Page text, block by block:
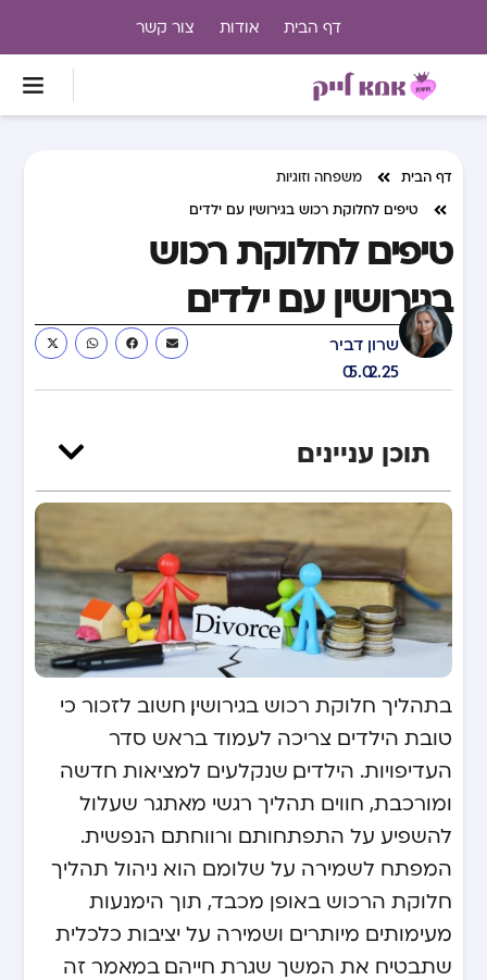
דף הבית אודות צור קשר
דף הבית
משפחה וזוגיות
טיפים לחלוקת רכוש בגירושין עם ילדים
טיפים לחלוקת רכוש
בגירושין עם ילדים
שרון דביר
05.02.25
תוכן עניינים
בתהליך חלוקת רכוש בגירושין, חשוב לזכור כי
טובת הילדים צריכה לעמוד בראש סדר
העדיפויות. הילדים, שנקלעים למציאות חדשה
ומורכבת, חווים תהליך רגשי מאתגר שעלול
להשפיע על התפתחותם ורווחתם הנפשית.
המפתח לשמירה על שלומם הוא ניהול תהליך
חלוקת הרכוש באופן מכבד, תוך הימנעות
מעימותים מיותרים ושמירה על יציבות כלכלית
שתבטיח את המשך שגרת חייהם. במאמר זה